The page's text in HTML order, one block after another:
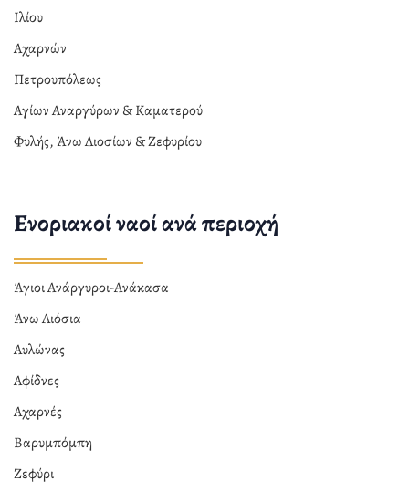
Ιλίου
Αχαρνών
Πετρουπόλεως
Αγίων Αναργύρων & Καματερού
Φυλής, Άνω Λιοσίων & Ζεφυρίου
Ενοριακοί ναοί ανά περιοχή
Άγιοι Ανάργυροι-Ανάκασα
Άνω Λιόσια
Αυλώνας
Αφίδνες
Αχαρνές
Βαρυμπόμπη
Ζεφύρι